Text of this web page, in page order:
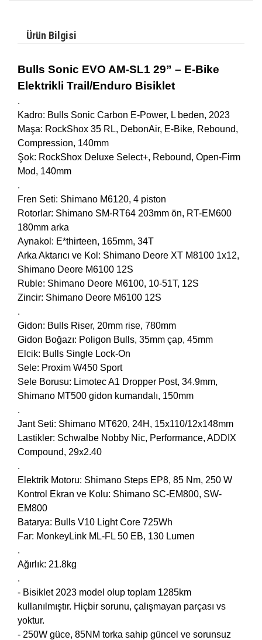
Ürün Bilgisi
Bulls Sonic EVO AM-SL1 29” – E-Bike
Elektrikli Trail/Enduro Bisiklet
.
Kadro: Bulls Sonic Carbon E-Power, L beden, 2023
Maşa: RockShox 35 RL, DebonAir, E-Bike, Rebound,
Compression, 140mm
Şok: RockShox Deluxe Select+, Rebound, Open-Firm
Mod, 140mm
.
Fren Seti: Shimano M6120, 4 piston
Rotorlar: Shimano SM-RT64 203mm ön, RT-EM600
180mm arka
Aynakol: E*thirteen, 165mm, 34T
Arka Aktarıcı ve Kol: Shimano Deore XT M8100 1x12,
Shimano Deore M6100 12S
Ruble: Shimano Deore M6100, 10-51T, 12S
Zincir: Shimano Deore M6100 12S
.
Gidon: Bulls Riser, 20mm rise, 780mm
Gidon Boğazı: Poligon Bulls, 35mm çap, 45mm
Elcik: Bulls Single Lock-On
Sele: Proxim W450 Sport
Sele Borusu: Limotec A1 Dropper Post, 34.9mm,
Shimano MT500 gidon kumandalı, 150mm
.
Jant Seti: Shimano MT620, 24H, 15x110/12x148mm
Lastikler: Schwalbe Nobby Nic, Performance, ADDIX
Compound, 29x2.40
.
Elektrik Motoru: Shimano Steps EP8, 85 Nm, 250 W
Kontrol Ekran ve Kolu: Shimano SC-EM800, SW-
EM800
Batarya: Bulls V10 Light Core 725Wh
Far: MonkeyLink ML-FL 50 EB, 130 Lumen
.
Ağırlık: 21.8kg
.
- Bisiklet 2023 model olup toplam 1285km
kullanılmıştır. Hiçbir sorunu, çalışmayan parçası vs
yoktur.
- 250W güce, 85NM torka sahip güncel ve sorunsuz